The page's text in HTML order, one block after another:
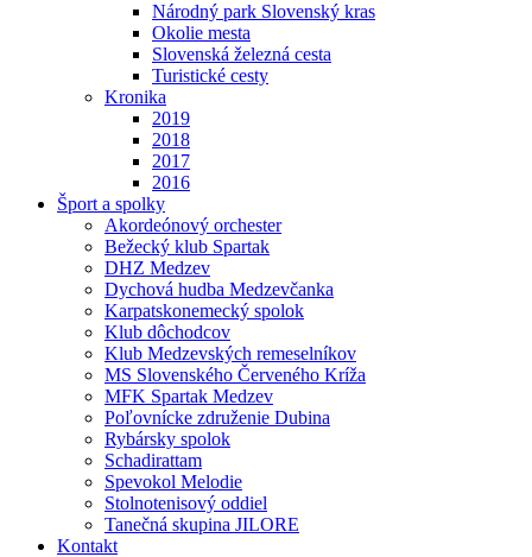
Národný park Slovenský kras
Okolie mesta
Slovenská železná cesta
Turistické cesty
Kronika
2019
2018
2017
2016
Šport a spolky
Akordeónový orchester
Bežecký klub Spartak
DHZ Medzev
Dychová hudba Medzevčanka
Karpatskonemecký spolok
Klub dôchodcov
Klub Medzevských remeselníkov
MS Slovenského Červeného Kríža
MFK Spartak Medzev
Poľovnícke združenie Dubina
Rybársky spolok
Schadirattam
Spevokol Melodie
Stolnotenisový oddiel
Tanečná skupina JILORE
Kontakt